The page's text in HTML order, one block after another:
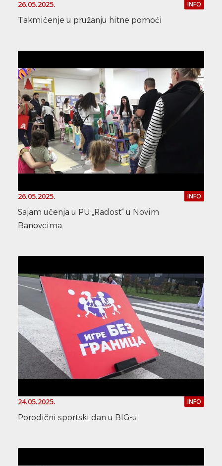
26.05.2025. INFO
Takmičenje u pružanju hitne pomoći
26.05.2025. INFO
Sajam učenja u PU „Radost“ u Novim
Banovcima
24.05.2025. INFO
Porodični sportski dan u BIG-u